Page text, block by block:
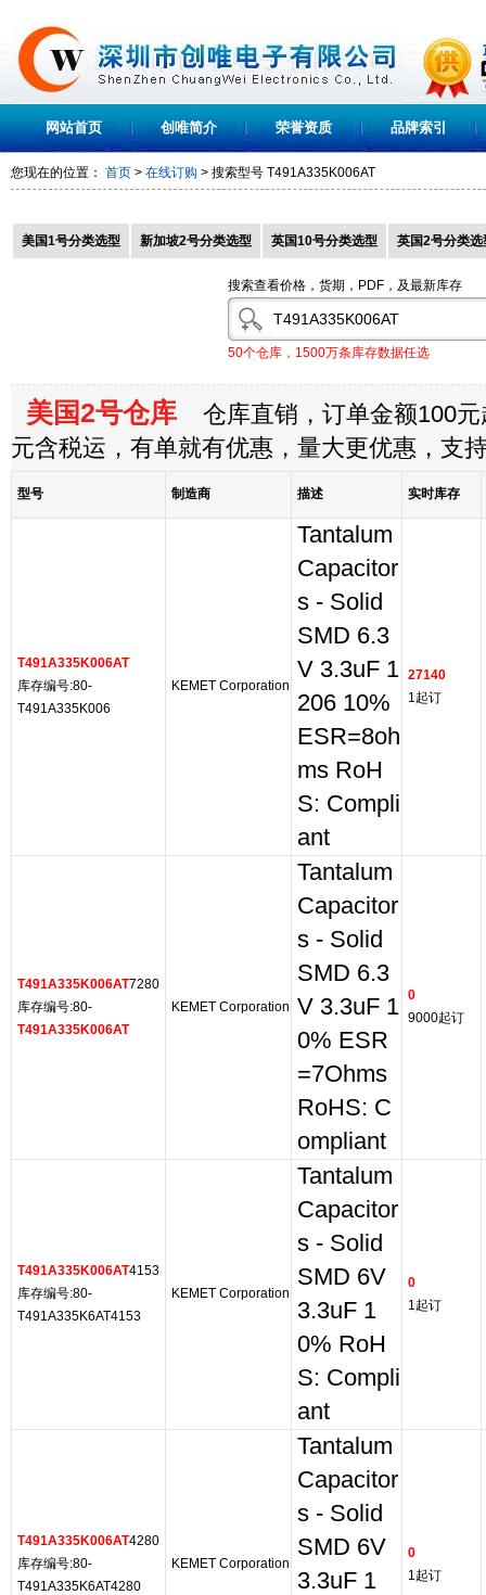
网站首页 创唯简介 荣誉资质 品牌索引
您现在的位置： 首页 > 在线订购 > 搜索型号 T491A335K006AT
美国1号分类选型 新加坡2号分类选型 英国10号分类选型 英国2号分类选
搜索查看价格，货期，PDF，及最新库存
50个仓库，1500万条库存数据任选
美国2号仓库 仓库直销，订单金额100元
元含税运，有单就有优惠，量大更优惠，支
型号 制造商 描述 实时库存
T491A335K006AT
库存编号:80-
T491A335K006
KEMET Corporation
Tantalum
Capacitor
s - Solid
SMD 6.3
V 3.3uF 1
206 10%
ESR=8oh
ms RoH
S: Compli
ant
27140
1起订
T491A335K006AT7280
库存编号:80-
T491A335K006AT
KEMET Corporation
Tantalum
Capacitor
s - Solid
SMD 6.3
V 3.3uF 1
0% ESR
=7Ohms
RoHS: C
ompliant
0
9000起订
T491A335K006AT4153
库存编号:80-
T491A335K6AT4153
KEMET Corporation
Tantalum
Capacitor
s - Solid
SMD 6V
3.3uF 1
0% RoH
S: Compli
ant
0
1起订
T491A335K006AT4280
库存编号:80-
T491A335K6AT4280
KEMET Corporation
Tantalum
Capacitor
s - Solid
SMD 6V
3.3uF 1
0
1起订